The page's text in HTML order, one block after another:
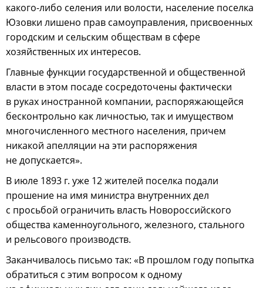
какого-либо селения или волости, население поселка
Юзовки лишено прав самоуправления, присвоенных
городским и сельским обществам в сфере
хозяйственных их интересов.
Главные функции государственной и общественной
власти в этом посаде сосредоточены фактически
в руках иностранной компании, распоряжающейся
бесконтрольно как личностью, так и имуществом
многочисленного местного населения, причем
никакой апелляции на эти распоряжения
не допускается».
В июле 1893 г. уже 12 жителей поселка подали
прошение на имя министра внутренних дел
с просьбой ограничить власть Новороссийского
общества каменноугольного, железного, стального
и рельсового производств.
Заканчивалось письмо так: «В прошлом году попытка
обратиться с этим вопросом к одному